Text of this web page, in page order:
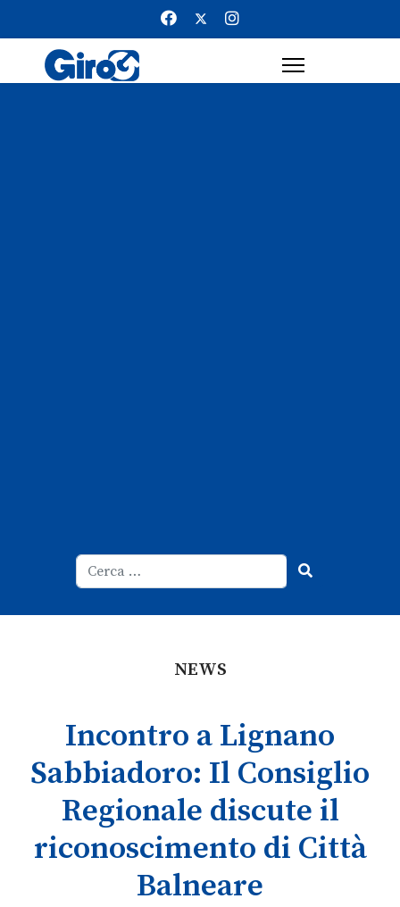
NEWS
Incontro a Lignano
Sabbiadoro: Il Consiglio
Regionale discute il
riconoscimento di Città
Balneare